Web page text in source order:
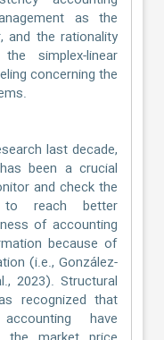
as the
and the rationality
simplex-linear
concerning the
last decade,
been a crucial
and check the
to reach better
of accounting
because of
(i.e., González-
2023). Structural
recognized that
have